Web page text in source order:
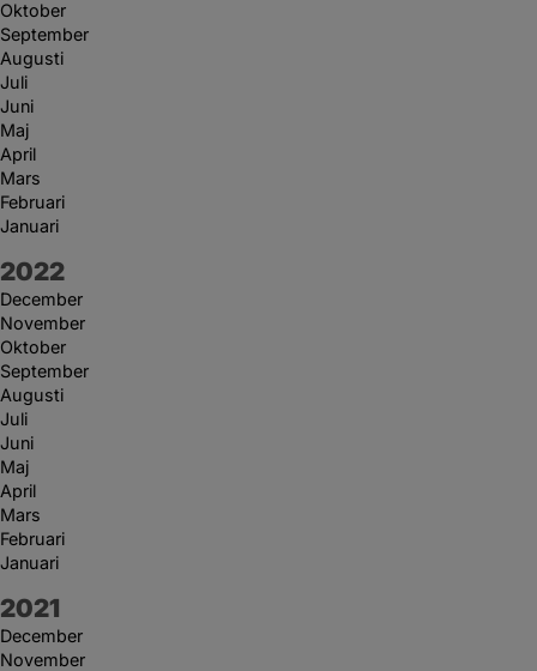
Oktober
September
Augusti
Juli
Juni
Maj
April
Mars
Februari
Januari
År:
2022
December
November
Oktober
September
Augusti
Juli
Juni
Maj
April
Mars
Februari
Januari
År:
2021
December
November